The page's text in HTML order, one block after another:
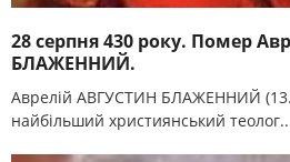
28 серпня 430 року. Помер
БЛАЖЕННИЙ.
Аврелій АВГУСТИН БЛАЖЕННИЙ
найбільший християнський